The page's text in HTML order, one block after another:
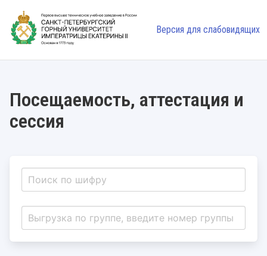
Версия для слабовидящих
Посещаемость, аттестация и
сессия